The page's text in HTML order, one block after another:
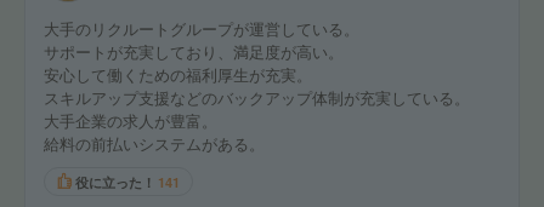
大手のリクルートグループが運営している。
サポートが充実しており、満足度が高い。
安心して働くための福利厚生が充実。
スキルアップ支援などのバックアップ体制が充実している。
大手企業の求人が豊富。
給料の前払いシステムがある。
役に立った！ 141